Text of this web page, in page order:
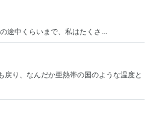
途中くらいまで、私はたくさ…
戻り、なんだか亜熱帯の国のような温度と